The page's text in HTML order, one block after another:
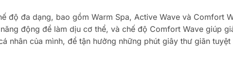
độ đa dạng, bao gồm Warm Spa, Active Wave và Comfort
động để làm dịu cơ thể, và chế độ Comfort Wave giúp
nhân của mình, để tận hưởng những phút giây thư giãn